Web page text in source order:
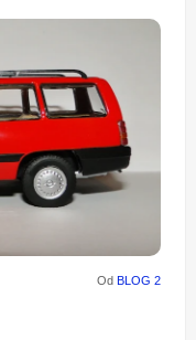
Od BLOG 2